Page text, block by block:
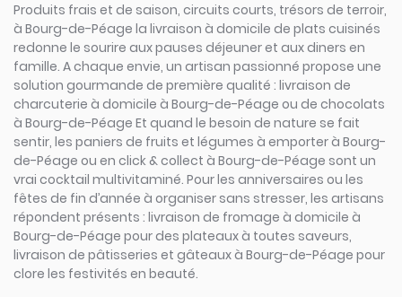
Produits frais et de saison, circuits courts, trésors de terroir,
à Bourg-de-Péage la livraison à domicile de plats cuisinés
redonne le sourire aux pauses déjeuner et aux diners en
famille. A chaque envie, un artisan passionné propose une
solution gourmande de première qualité : livraison de
charcuterie à domicile à Bourg-de-Péage ou de chocolats
à Bourg-de-Péage Et quand le besoin de nature se fait
sentir, les paniers de fruits et légumes à emporter à Bourg-
de-Péage ou en click & collect à Bourg-de-Péage sont un
vrai cocktail multivitaminé. Pour les anniversaires ou les
fêtes de fin d’année à organiser sans stresser, les artisans
répondent présents : livraison de fromage à domicile à
Bourg-de-Péage pour des plateaux à toutes saveurs,
livraison de pâtisseries et gâteaux à Bourg-de-Péage pour
clore les festivités en beauté.